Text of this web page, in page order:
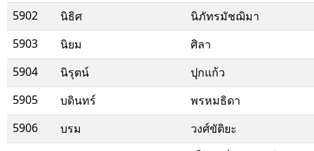
5902 นิธิศ
นิภัทรมัชฌิมา
5903
นิยม
ศิลา
5904
นิรุตน์
ปุกแก้ว
5905
บดินทร์
พรหมธิดา
5906
บรม
วงศ์ขัติยะ